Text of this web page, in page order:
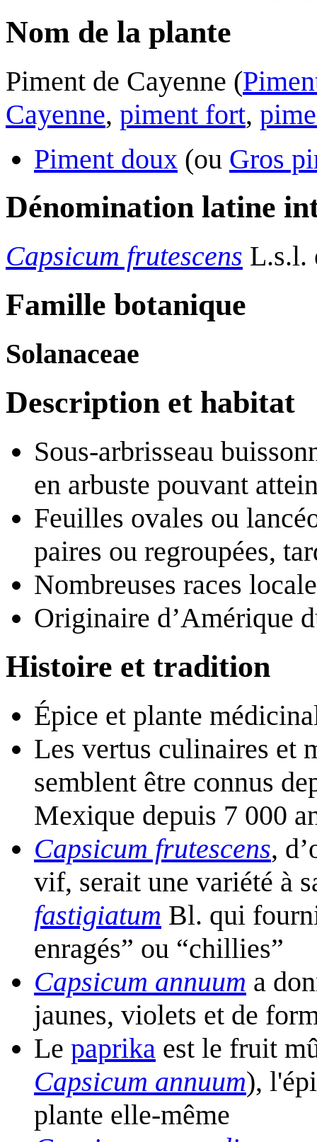
Nom de la plante
Piment de Cayenne (
Cayenne, piment fort,
Piment doux (ou Gros
Dénomination latine
Capsicum frutescens L.s.l.
Famille botanique
Solanaceae
Description et habitat
Sous-arbrisseau
en arbuste pouvant
Feuilles ovales ou
paires ou regroupées,
Nombreuses races
Originaire d’Amérique
Histoire et tradition
Épice et plante
Les vertus culinaires et
semblent être connus
Mexique depuis 7 000
Capsicum frutescens,
vif, serait une variété à
fastigiatum Bl. qui
enragés” ou “chillies”
Capsicum annuum a
jaunes, violets et de
Le paprika est le fruit
Capsicum annuum),
plante elle-même